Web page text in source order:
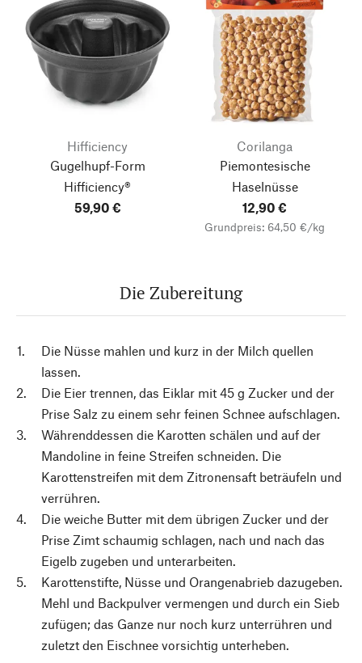
Hifficiency
Gugelhupf-Form
Hifficiency®
59,90 €
Corilanga
Piemontesische
Haselnüsse
12,90 €
Grundpreis: 64,50 €/kg
Die Zubereitung
Die Nüsse mahlen und kurz in der Milch quellen
lassen.
Die Eier trennen, das Eiklar mit 45 g Zucker und der
Prise Salz zu einem sehr feinen Schnee aufschlagen.
Währenddessen die Karotten schälen und auf der
Mandoline in feine Streifen schneiden. Die
Karottenstreifen mit dem Zitronensaft beträufeln und
verrühren.
Die weiche Butter mit dem übrigen Zucker und der
Prise Zimt schaumig schlagen, nach und nach das
Eigelb zugeben und unterarbeiten.
Karottenstifte, Nüsse und Orangenabrieb dazugeben.
Mehl und Backpulver vermengen und durch ein Sieb
zufügen; das Ganze nur noch kurz unterrühren und
zuletzt den Eischnee vorsichtig unterheben.